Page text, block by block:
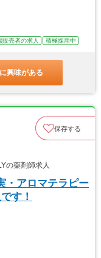
販売者の求人 積極採用中
興味がある
保存する
の薬剤師求人
・アロマテラピー
す！